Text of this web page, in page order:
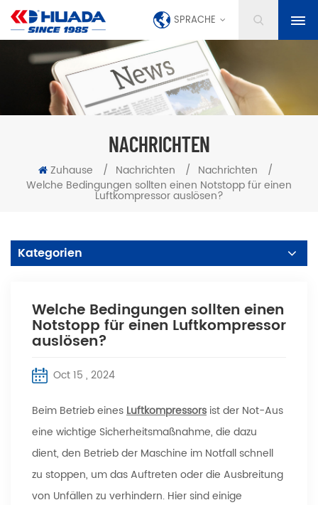
SPRACHE
NACHRICHTEN
Zuhause / Nachrichten / Nachrichten
/
Welche Bedingungen sollten einen Notstopp für einen
Luftkompressor auslösen?
Kategorien
Welche Bedingungen sollten einen
Notstopp für einen Luftkompressor
auslösen?
Oct 15 , 2024
Beim Betrieb einesLuftkompressors ist der Not-Aus
eine wichtige Sicherheitsmaßnahme, die dazu
dient, den Betrieb der Maschine im Notfall schnell
zu stoppen, um das Auftreten oder die Ausbreitung
von Unfällen zu verhindern. Hier sind einige